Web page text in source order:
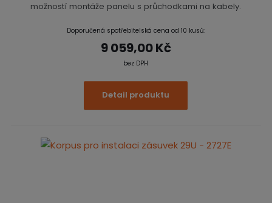
možností montáže panelu s průchodkami na kabely.
Doporučená spotřebitelská cena od 10 kusů:
9 059,00 Kč
bez DPH
Detail produktu